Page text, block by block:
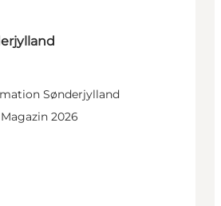
Sønderjylland
2026